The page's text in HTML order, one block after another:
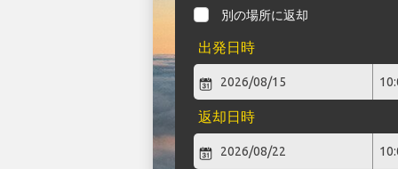
別の場所に返却
出発日時
返却日時